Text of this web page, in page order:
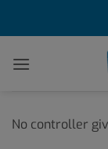
No controller